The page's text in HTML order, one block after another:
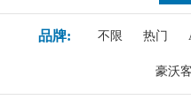
品牌: 不限 热门
豪沃